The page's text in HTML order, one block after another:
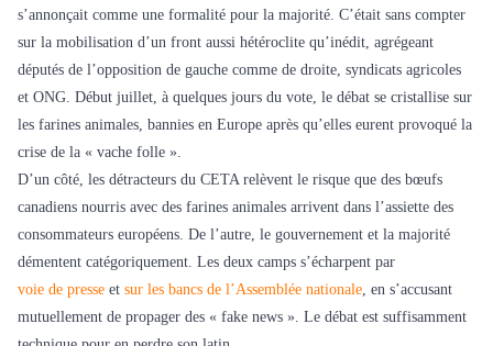
s’annonçait comme une formalité pour la majorité. C’était sans compter
sur la mobilisation d’un front aussi hétéroclite qu’inédit, agrégeant
députés de l’opposition de gauche comme de droite, syndicats agricoles
et ONG. Début juillet, à quelques jours du vote, le débat se cristallise sur
les farines animales, bannies en Europe après qu’elles eurent provoqué la
crise de la « vache folle ».
D’un côté, les détracteurs du CETA relèvent le risque que des bœufs
canadiens nourris avec des farines animales arrivent dans l’assiette des
consommateurs européens. De l’autre, le gouvernement et la majorité
démentent catégoriquement. Les deux camps s’écharpent par
voie de presse et sur les bancs de l’Assemblée nationale, en s’accusant
mutuellement de propager des « fake news ». Le débat est suffisamment